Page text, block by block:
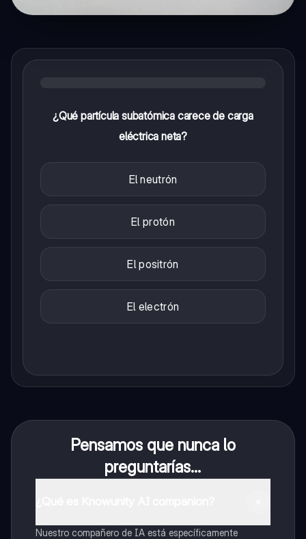
¿Qué partícula subatómica carece de carga
eléctrica neta?
El neutrón
El protón
El positrón
El electrón
Pensamos que nunca lo
preguntarías...
Nuestro compañero de IA está específicamente